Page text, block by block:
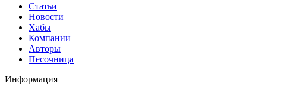
Статьи
Новости
Хабы
Компании
Авторы
Песочница
Информация